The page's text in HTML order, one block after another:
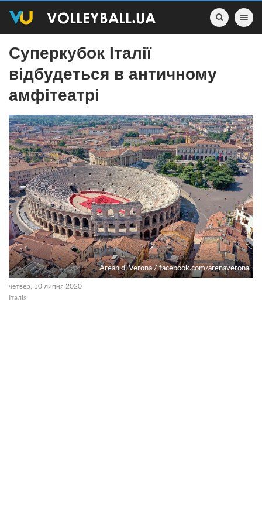
Toggle
Суперкубок Італії
відбудеться в античному
амфітеатрі
Аrean di Verona / facebook.com/arenaverona
четвер, 30 липня 2020
Італія